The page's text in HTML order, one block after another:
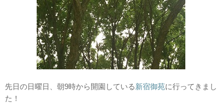
先日の日曜日、朝9時から開園している新宿御苑に行ってきまし
た！